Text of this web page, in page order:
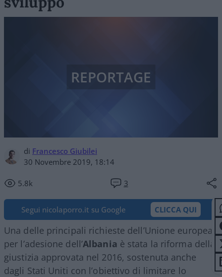
di Francesco Giubilei
30 Novembre 2019, 18:14
5.8k 3
REPORTAGE
Segui nicolaporro.it su Google CLICCA QUI
Una delle principali richieste dell’Unione europea
per l’adesione dell’Albania è stata la riforma della
giustizia approvata nel 2016, sostenuta anche
dagli Stati Uniti con l’obiettivo di limitare lo